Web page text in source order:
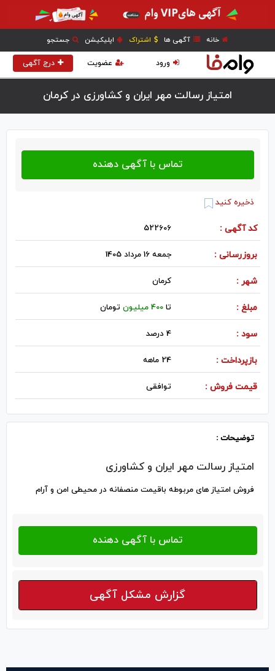
خانه آگهی ها اشتراک اپلیکیشن جستجو
درج آگهی عضویت ورود
امتیاز رسالت مهر ایران و کشاورزی در كرمان
ذخیره کنید
کد آگهی : 522606
بروزرسانی : جمعه 16 مرداد 1405
شهر : كرمان
مبلغ : تا400 میلیون تومان
سود : 4 درصد
بازپرداخت : 24 ماهه
قیمت فروش : توافقی
توضیحات :
امتیاز رسالت مهر ایران و کشاورزی
فروش امتیاز های مربوطه باقیمت منصفانه در محیطی امن و آرام
گزارش مشکل آگهی